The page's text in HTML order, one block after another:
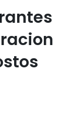
de
controlar los
04, 2026
gastronomica?